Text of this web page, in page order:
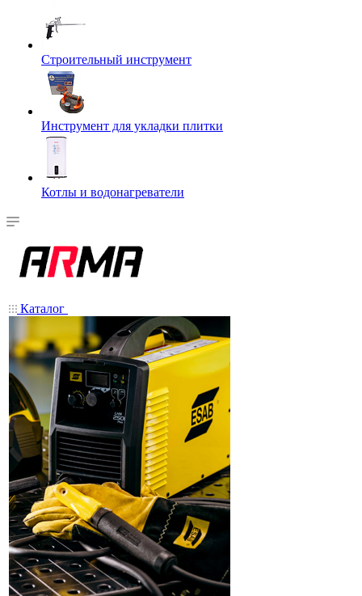
Строительный инструмент
Инструмент для укладки плитки
Котлы и водонагреватели
Каталог